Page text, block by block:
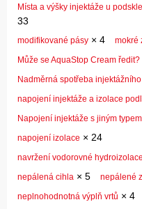
Místa a výšky injektáže u
33
modifikované pásy × 4 mokré
Může se AquaStop Cream ředit?
Nadměrná spotřeba
napojení injektáže a izolace
Napojení injektáže s jiným
napojení izolace × 24
navržení vodorovné
nepálená cihla × 5 nepálené
neplnohodnotná výplň vrtů × 4